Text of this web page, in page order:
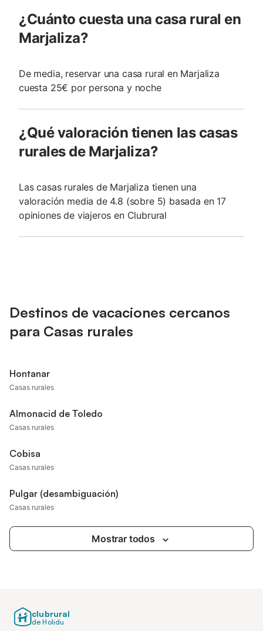
¿Cuánto cuesta una casa rural en
Marjaliza?
De media, reservar una casa rural en Marjaliza
cuesta 25€ por persona y noche
¿Qué valoración tienen las casas
rurales de Marjaliza?
Las casas rurales de Marjaliza tienen una
valoración media de 4.8 (sobre 5) basada en 17
opiniones de viajeros en Clubrural
Destinos de vacaciones cercanos
para Casas rurales
Hontanar
Casas rurales
Almonacid de Toledo
Casas rurales
Cobisa
Casas rurales
Pulgar (desambiguación)
Casas rurales
Mostrar todos
clubrural
de Holidu